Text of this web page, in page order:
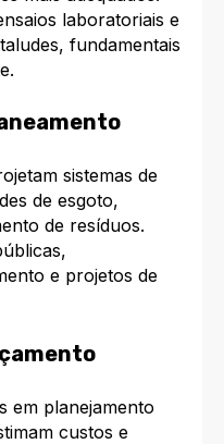
laboratoriais e
fundamentais
sistemas de
de esgoto,
de resíduos.
e projetos de
em planejamento
custos e